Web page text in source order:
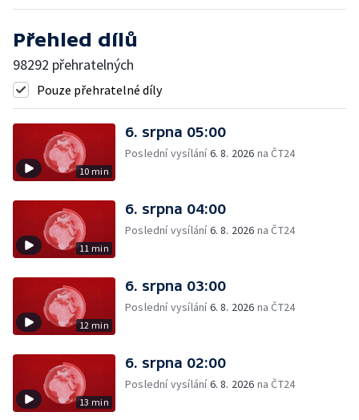
Přehled dílů
98292 přehratelných
Pouze přehratelné díly
10 min
6. srpna 05:00
Poslední vysílání6. 8. 2026 na ČT24
11 min
6. srpna 04:00
Poslední vysílání6. 8. 2026 na ČT24
12 min
6. srpna 03:00
Poslední vysílání6. 8. 2026 na ČT24
13 min
6. srpna 02:00
Poslední vysílání6. 8. 2026 na ČT24